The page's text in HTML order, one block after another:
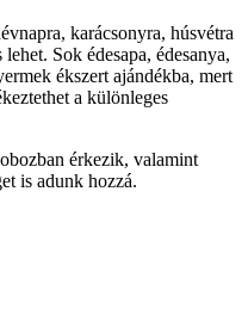
karácsonyra, húsvétra
Sok édesapa, édesanya,
ékszert ajándékba, mert
a különleges
érkezik, valamint
is adunk hozzá.